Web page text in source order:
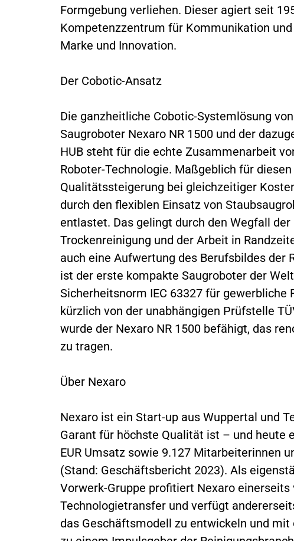
Formgebung verliehen. Dieser agiert seit
Kompetenzzentrum für Kommunikation
Marke und Innovation.
Der Cobotic-Ansatz
Die ganzheitliche Cobotic-Systemlösung
Saugroboter Nexaro NR 1500 und der
HUB steht für die echte Zusammenarbeit
Roboter-Technologie. Maßgeblich für
Qualitätssteigerung bei gleichzeitiger
durch den flexiblen Einsatz von
entlastet. Das gelingt durch den Wegfall
Trockenreinigung und der Arbeit in
auch eine Aufwertung des Berufsbildes der
ist der erste kompakte Saugroboter der
Sicherheitsnorm IEC 63327 für
kürzlich von der unabhängigen Prüfstelle
wurde der Nexaro NR 1500 befähigt, das
zu tragen.
Über Nexaro
Nexaro ist ein Start-up aus Wuppertal und
Garant für höchste Qualität ist – und heute
EUR Umsatz sowie 9.127 Mitarbeiterinnen
(Stand: Geschäftsbericht 2023). Als
Vorwerk-Gruppe profitiert Nexaro
Technologietransfer und verfügt
das Geschäftsmodell zu entwickeln und